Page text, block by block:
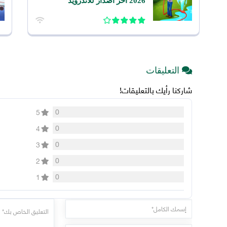
التعليقات
شاركنا رأيك بالتعليقات!
0
5
0
4
0
3
0
2
0
1